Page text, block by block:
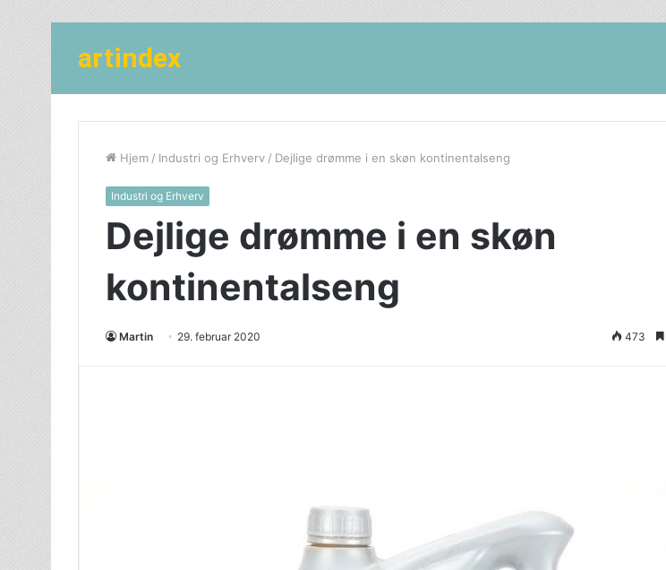
artindex
Hjem / Industri og Erhverv / Dejlige drømme i en skøn kontinentalseng
Industri og Erhverv
Dejlige drømme i en skøn
kontinentalseng
Martin 29. februar 2020 473